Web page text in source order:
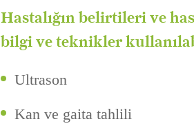
Hastalığın belirtileri ve
bilgi ve teknikler
Ultrason
Kan ve gaita tahlili